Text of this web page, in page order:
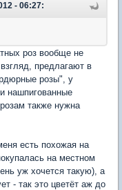
- 06:27:
роз вообще не
предлагают в
розы", у
нашпигованные
также нужна
есть похожая на
на местном
уж хочется такую), а
- так это цветёт аж до